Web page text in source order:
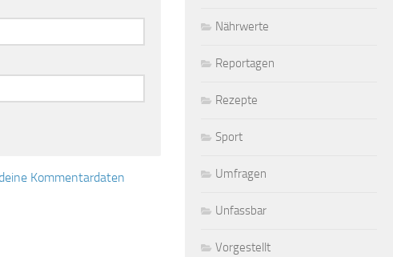
Kommentardaten
Nährwerte
Reportagen
Rezepte
Sport
Umfragen
Unfassbar
Vorgestellt